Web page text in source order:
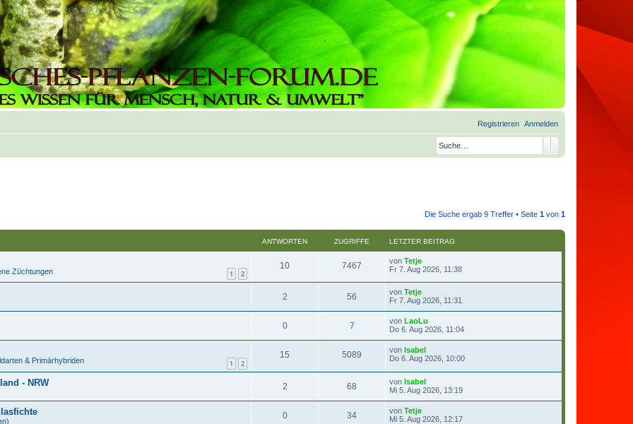
Anmelden
Registrieren
Die Suche ergab 9 Treffer • Seite 1 von 1
ANTWORTEN ZUGRIFFE LETZTER BEITRAG
Züchtungen 1 2
10 7467 von Tetje
Fr 7. Aug 2026, 11:38
2 56 von Tetje
Fr 7. Aug 2026, 11:31
0 7 von LaoLu
Do 6. Aug 2026, 11:04
& Primärhybriden 1 2
15 5089 von Isabel
Do 6. Aug 2026, 10:00
- NRW 2 68 von Isabel
Mi 5. Aug 2026, 13:19
0 34 von Tetje
Mi 5. Aug 2026, 12:17